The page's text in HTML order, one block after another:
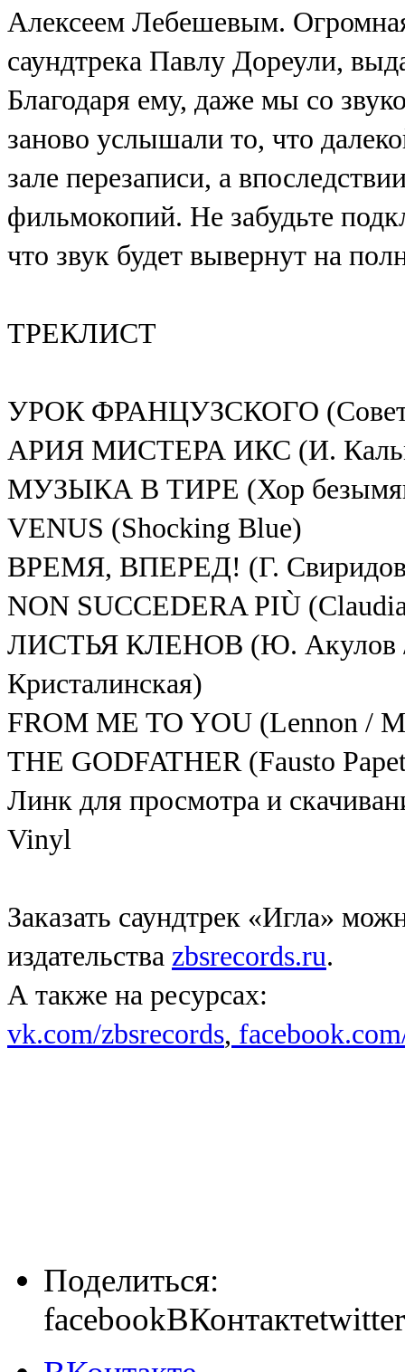
Алексеем Лебешевым.
саундтрека Павлу Дореули,
Благодаря ему, даже мы со
заново услышали то, что
зале перезаписи, а
фильмокопий. Не забудьте
что звук будет вывернут на
ТРЕКЛИСТ
УРОК ФРАНЦУЗСКОГО
АРИЯ МИСТЕРА ИКС (И.
МУЗЫКА В ТИРЕ (Хор
VENUS (Shocking Blue)
ВРЕМЯ, ВПЕРЕД! (Г.
NON SUCCEDERA PIÙ
ЛИСТЬЯ КЛЕНОВ (Ю. Акулов
Кристалинская)
FROM ME TO YOU (Lennon /
THE GODFATHER (Fausto
Линк для просмотра и
Vinyl
Заказать саундтрек «Игла»
издательства zbsrecords.ru.
А также на ресурсах:
vk.com/zbsrecords,
Поделиться:
facebookВКонтактеtwitter